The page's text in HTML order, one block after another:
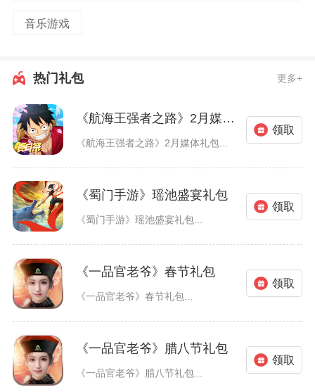
音乐游戏
热门礼包 更多+
《航海王强者之路》2月媒体礼包
《航海王强者之路》2月媒体礼包...
领取
《蜀门手游》瑶池盛宴礼包
《蜀门手游》瑶池盛宴礼包...
领取
《一品官老爷》春节礼包
《一品官老爷》春节礼包...
领取
《一品官老爷》腊八节礼包
《一品官老爷》腊八节礼包...
领取